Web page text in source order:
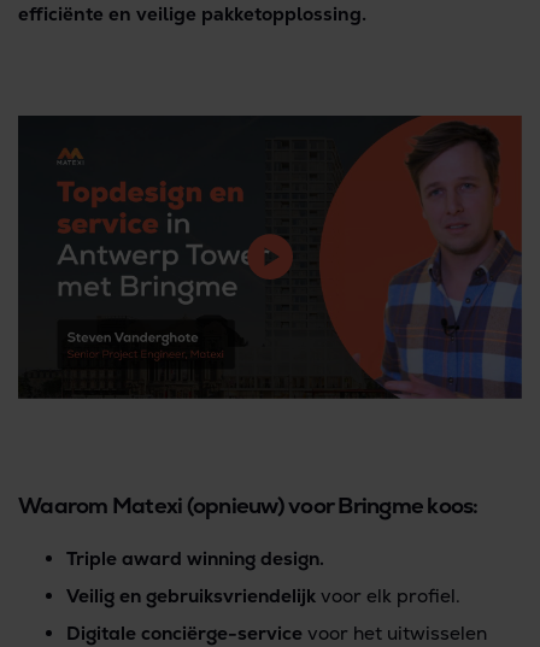
efficiënte en veilige pakketopplossing.
Waarom Matexi (opnieuw) voor Bringme koos:
Triple award winning design.
Veilig en gebruiksvriendelijk voor elk profiel.
Digitale conciërge-service voor het uitwisselen